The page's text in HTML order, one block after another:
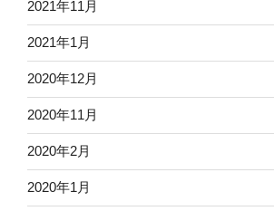
2021年11月
2021年1月
2020年12月
2020年11月
2020年2月
2020年1月